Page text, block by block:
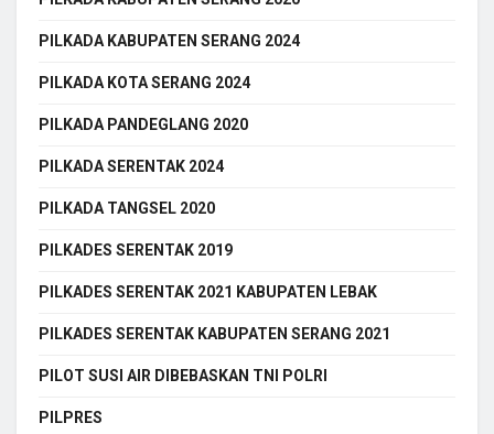
PILKADA KABUPATEN SERANG 2024
PILKADA KOTA SERANG 2024
PILKADA PANDEGLANG 2020
PILKADA SERENTAK 2024
PILKADA TANGSEL 2020
PILKADES SERENTAK 2019
PILKADES SERENTAK 2021 KABUPATEN LEBAK
PILKADES SERENTAK KABUPATEN SERANG 2021
PILOT SUSI AIR DIBEBASKAN TNI POLRI
PILPRES